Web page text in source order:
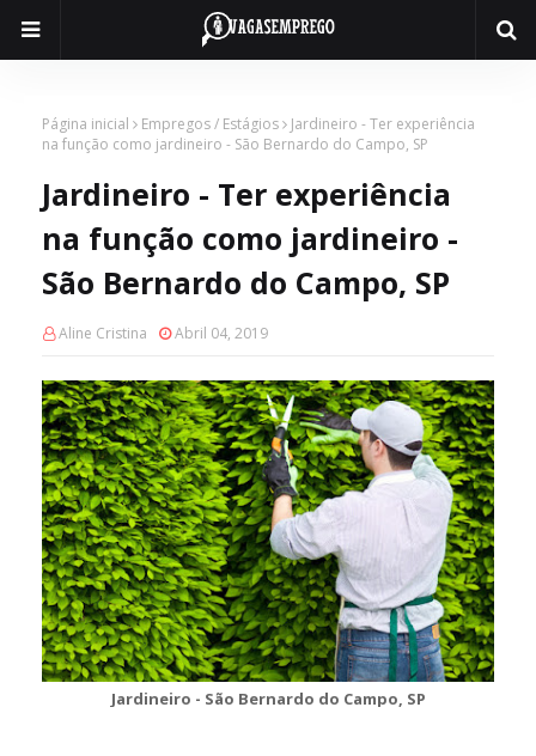
Página inicial Empregos / Estágios
Jardineiro - Ter experiência
na função como jardineiro - São Bernardo do Campo, SP
Jardineiro - Ter experiência
na função como jardineiro -
São Bernardo do Campo, SP
Aline Cristina Abril 04, 2019
Jardineiro - São Bernardo do Campo, SP